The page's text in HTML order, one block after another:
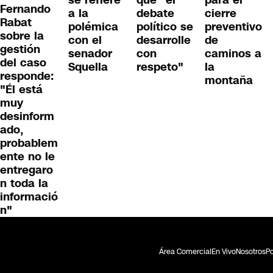
Fernando
Rabat
sobre la
gestión
del caso
responde:
"Él está
muy
desinform
ado,
probablem
ente no le
entregaro
n toda la
informació
n"
a la
polémica
con el
senador
Squella
debate
político se
desarrolle
con
respeto"
cierre
preventivo
de
caminos a
la
montaña
Área ComercialEn VivoNosotros